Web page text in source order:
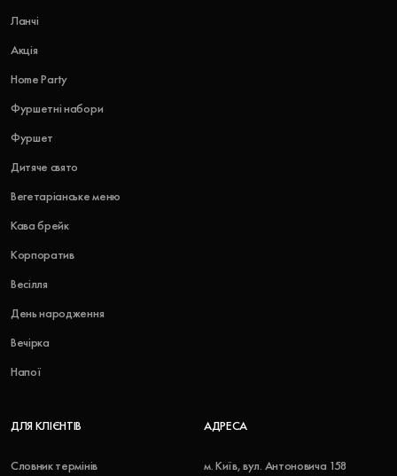
Ланчі
Акція
Home Party
Фуршетні набори
Фуршет
Дитяче свято
Вегетаріанське меню
Кава брейк
Корпоратив
Весілля
День народження
Вечірка
Напої
ДЛЯ КЛІЄНТІВ
Словник термінів
АДРЕСА
м. Київ, вул. Антоновича 158